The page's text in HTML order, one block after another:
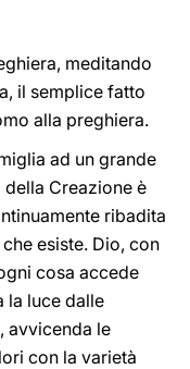
meditando
il semplice fatto
alla preghiera.
ad un grande
Creazione è
ribadita
esiste. Dio, con
cosa accede
la luce dalle
avvicenda le
con la varietà